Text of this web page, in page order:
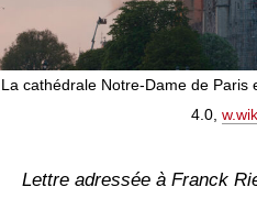
La cathédrale Notre-Dame de Paris
4.0,
Lettre adressée à Franck